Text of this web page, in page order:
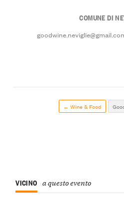
COMUNE DI
← Wine & Food
VICINO a questo evento